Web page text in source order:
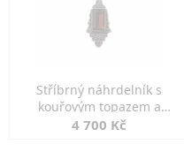
Stříbrný náhrdelník s
kouřovým topazem a
markazity
4 700 Kč